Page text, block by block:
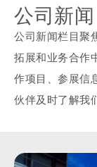
公司新闻
公司新闻栏目聚
拓展和业务合作
作项目、参展信
伙伴及时了解我